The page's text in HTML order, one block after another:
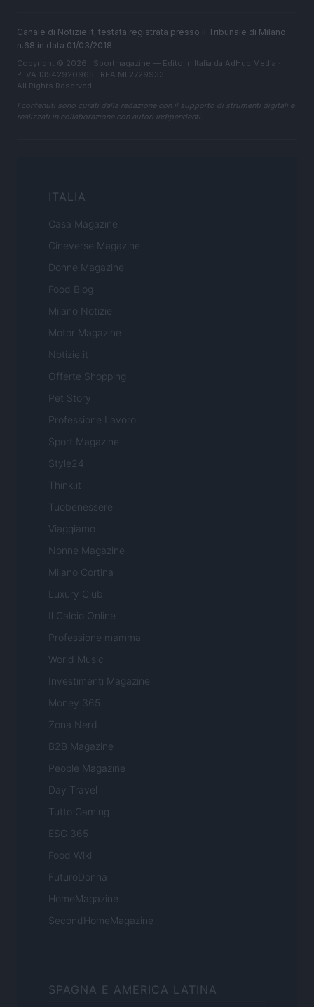
Canale di Notizie.it, testata registrata presso il Tribunale di Milano
n.68 in data 01/03/2018
Copyright © 2026 · Sportmagazine — Edito in Italia da AdHub Media
P.IVA 13542920965 · REA MI 2729933
All Rights Reserved
I contenuti sono curati dalla redazione con il supporto di strumenti digitali e
realizzati in collaborazione con autori indipendenti.
ITALIA
Casa Magazine
Cineverse Magazine
Donne Magazine
Food Blog
Milano Notizie
Motor Magazine
Notizie.it
Offerte Shopping
Pet Story
Professione Lavoro
Sport Magazine
Style24
Think.it
Tuobenessere
Viaggiamo
Nonne Magazine
Milano Cortina
Luxury Club
Il Calcio Online
Professione mamma
World Music
Investimenti Magazine
Money 365
Zona Nerd
B2B Magazine
People Magazine
Day Travel
Tutto Gaming
ESG 365
Food Wiki
FuturoDonna
HomeMagazine
SecondHomeMagazine
SPAGNA E AMERICA LATINA